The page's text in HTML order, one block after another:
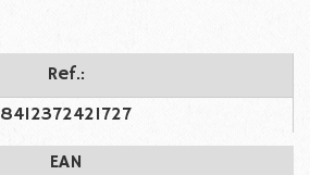
Ref.:
8412372421727
EAN